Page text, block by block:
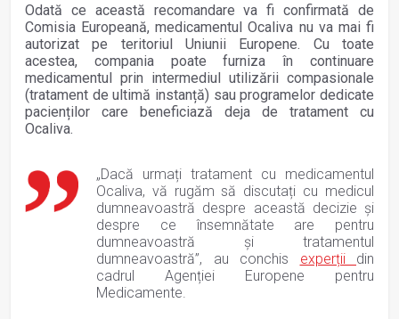
Odată ce această recomandare va fi confirmată de
Comisia Europeană, medicamentul Ocaliva nu va mai fi
autorizat pe teritoriul Uniunii Europene. Cu toate
acestea, compania poate furniza în continuare
medicamentul prin intermediul utilizării compasionale
(tratament de ultimă instanță) sau programelor dedicate
pacienților care beneficiază deja de tratament cu
Ocaliva.
„Dacă urmați tratament cu medicamentul
Ocaliva, vă rugăm să discutați cu medicul
dumneavoastră despre această decizie și
despre ce însemnătate are pentru
dumneavoastră și tratamentul
dumneavoastră”, au conchis experții din
cadrul Agenției Europene pentru
Medicamente.